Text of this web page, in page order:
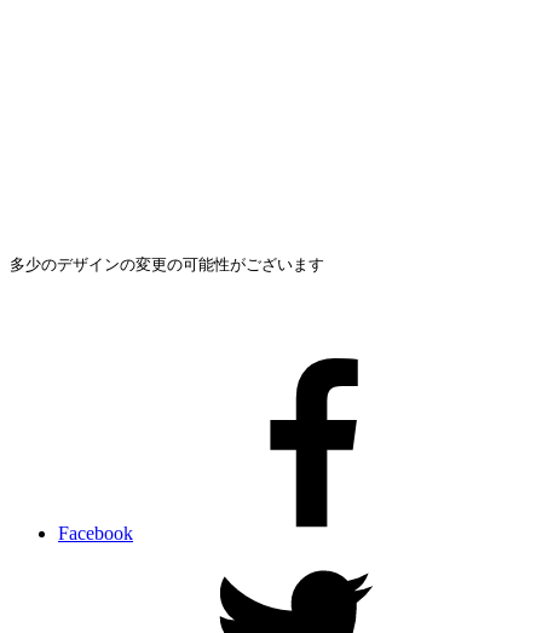
多少のデザインの変更の可能性がございます
Facebook